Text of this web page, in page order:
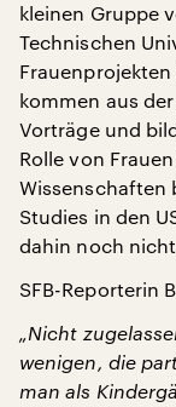
kleinen Gruppe
Technischen
kommen aus
Vorträge und
Rolle von
Wissenschaften
Studies in den
dahin noch
SFB-Reporterin
„Nicht
wenigen, die
man als